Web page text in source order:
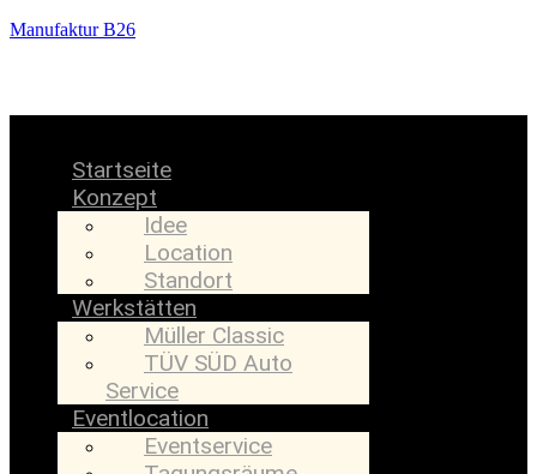
Manufaktur B26
Startseite
Konzept
Idee
Location
Standort
Werkstätten
Müller Classic
TÜV SÜD Auto
Service
Eventlocation
Eventservice